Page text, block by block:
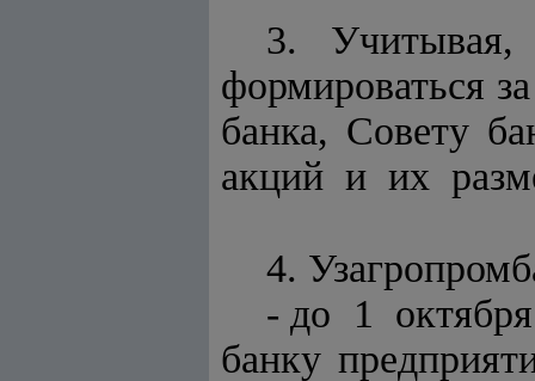
3.
формироваться
банка, Совету
акций и их
4.
- до 1
банку